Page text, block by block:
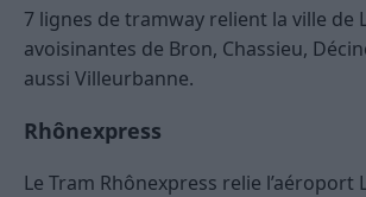
7 lignes de tramway relient la ville de
avoisinantes de Bron, Chassieu,
aussi Villeurbanne.
Rhônexpress
Le Tram Rhônexpress relie l’aéroport